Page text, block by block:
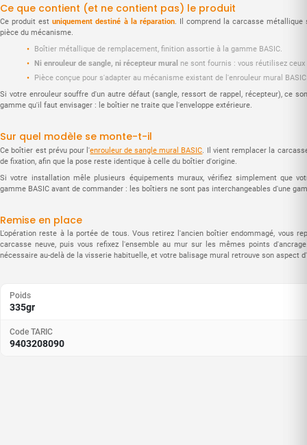
Ce que contient (et ne contient pas) le produit
Ce produit estuniquement destiné à la réparation. Il comprend la carcasse métallique
pièce du mécanisme.
Boîtier métallique de remplacement, finition assortie à la gamme BASIC.
Ni enrouleur de sangle, ni récepteur mural ne sont fournis : vous réutilisez
Pièce conçue pour s'adapter au mécanisme existant de l'enrouleur mural
Si votre enrouleur souffre d'un autre défaut (sangle, ressort de rappel, récepteur), ce
gamme qu'il faut envisager : le boîtier ne traite que l'enveloppe extérieure.
Sur quel modèle se monte-t-il
Ce boîtier est prévu pour l'enrouleur de sangle mural BASIC . Il vient remplacer la
de fixation, afin que la pose reste identique à celle du boîtier d'origine.
Si votre installation mêle plusieurs équipements muraux, vérifiez simplement que
gamme BASIC avant de commander : les boîtiers ne sont pas interchangeables d'une
Remise en place
L'opération reste à la portée de tous. Vous retirez l'ancien boîtier endommagé, vous
carcasse neuve, puis vous refixez l'ensemble au mur sur les mêmes points
nécessaire au-delà de la visserie habituelle, et votre balisage mural retrouve son aspect
Poids
335gr
Code TARIC
9403208090